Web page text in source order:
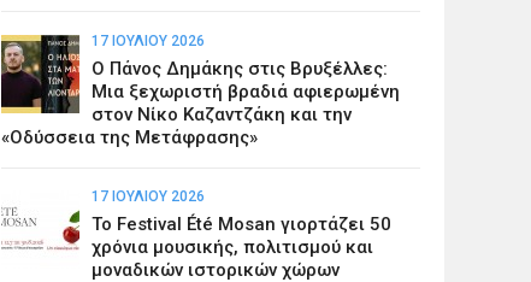
17 ΙΟΥΛΊΟΥ 2026
Ο Πάνος Δημάκης στις Βρυξέλλες:
Μια ξεχωριστή βραδιά αφιερωμένη
στον Νίκο Καζαντζάκη και την
«Οδύσσεια της Μετάφρασης»
17 ΙΟΥΛΊΟΥ 2026
Το Festival Été Mosan γιορτάζει 50
χρόνια μουσικής, πολιτισμού και
μοναδικών ιστορικών χώρων